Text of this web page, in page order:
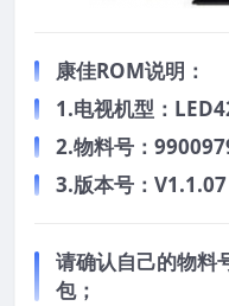
康佳ROM说明：
1.电视机型：
2.物料号：
3.版本号：V1.1.07
请确认自己的物料
包；